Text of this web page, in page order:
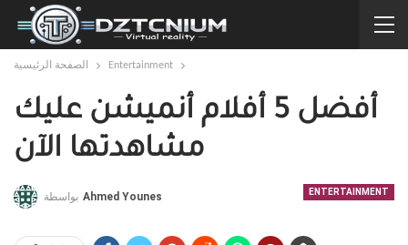
الصفحة الرئيسية Entertainment
أفضل 5 أفلام أنميشن عليك
مشاهدتها الآن
ENTERTAINMENT
Ahmed Younes